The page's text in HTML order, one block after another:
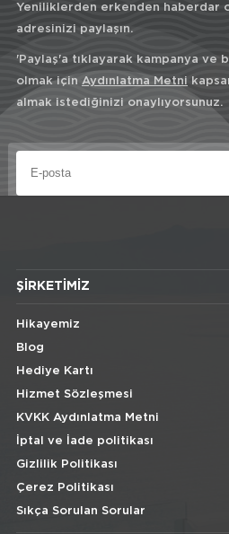
Yeniliklerden erkenden haberdar
adresinizi paylaşın.
'Paylaş'a tıklayarak kampanya ve
olmak için Aydınlatma Metni
almak istediğinizi onaylıyorsunuz.
ŞIRKETIMIZ
Hikayemiz
Blog
Hediye Kartı
Hizmet Sözleşmesi
KVKK Aydınlatma Metni
İptal ve İade politikası
Gizlilik Politikası
Çerez Politikası
Sıkça Sorulan Sorular